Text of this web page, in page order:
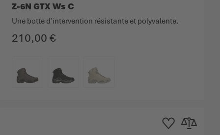
210,00 €
Z-6N GTX Ws C
COULEUR
Une botte d’intervention résistante et polyvalente.
Ajouter à la liste
Ajouter au